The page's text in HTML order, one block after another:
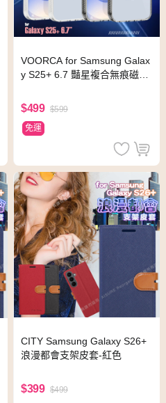
VOORCA for Samsung Galax
y S25+ 6.7 豔星複合無痕磁吸
$499 $599
免運
CITY Samsung Galaxy S26+
浪漫都會支架皮套-紅色
$399 $499